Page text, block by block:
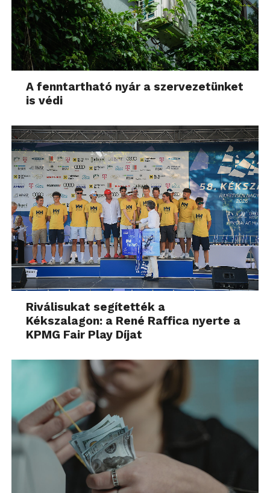
A fenntartható nyár a szervezetünket
is védi
Riválisukat segítették a
Kékszalagon: a René Raffica nyerte a
KPMG Fair Play Díjat